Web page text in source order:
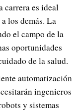
carrera es ideal
los demás. La
el campo de la
oportunidades
de la salud.
automatización
ingenieros
y sistemas